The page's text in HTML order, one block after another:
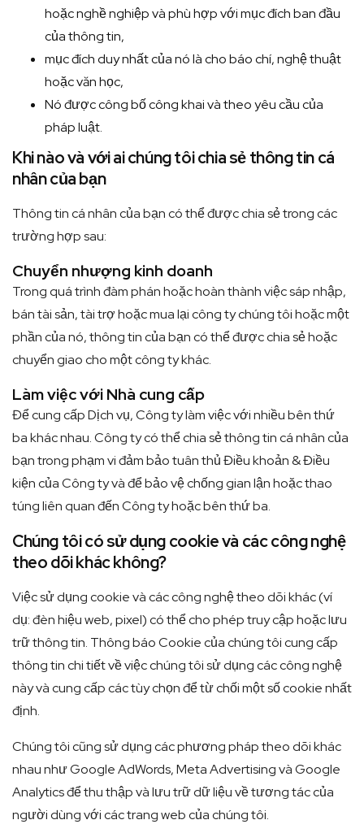
hoặc nghề nghiệp và phù hợp với mục đích ban đầu
của thông tin,
mục đích duy nhất của nó là cho báo chí, nghệ thuật
hoặc văn học,
Nó được công bố công khai và theo yêu cầu của
pháp luật.
Khi nào và với ai chúng tôi chia sẻ thông tin cá
nhân của bạn
Thông tin cá nhân của bạn có thể được chia sẻ trong các
trường hợp sau:
Chuyển nhượng kinh doanh
Trong quá trình đàm phán hoặc hoàn thành việc sáp nhập,
bán tài sản, tài trợ hoặc mua lại công ty chúng tôi hoặc một
phần của nó, thông tin của bạn có thể được chia sẻ hoặc
chuyển giao cho một công ty khác.
Làm việc với Nhà cung cấp
Để cung cấp Dịch vụ, Công ty làm việc với nhiều bên thứ
ba khác nhau. Công ty có thể chia sẻ thông tin cá nhân của
bạn trong phạm vi đảm bảo tuân thủ Điều khoản & Điều
kiện của Công ty và để bảo vệ chống gian lận hoặc thao
túng liên quan đến Công ty hoặc bên thứ ba.
Chúng tôi có sử dụng cookie và các công nghệ
theo dõi khác không?
Việc sử dụng cookie và các công nghệ theo dõi khác (ví
dụ: đèn hiệu web, pixel) có thể cho phép truy cập hoặc lưu
trữ thông tin. Thông báo Cookie của chúng tôi cung cấp
thông tin chi tiết về việc chúng tôi sử dụng các công nghệ
này và cung cấp các tùy chọn để từ chối một số cookie nhất
định.
Chúng tôi cũng sử dụng các phương pháp theo dõi khác
nhau như Google AdWords, Meta Advertising và Google
Analytics để thu thập và lưu trữ dữ liệu về tương tác của
người dùng với các trang web của chúng tôi.